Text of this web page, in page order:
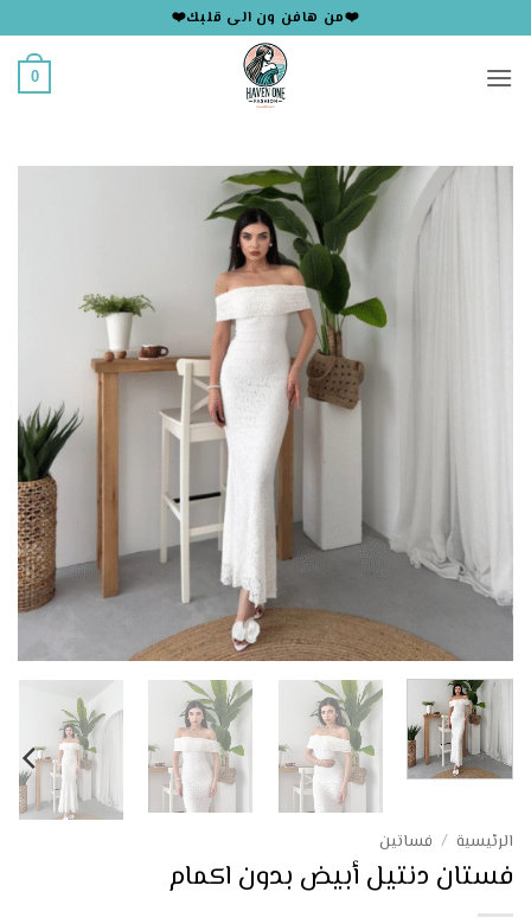
للمحتوى
❤️من هافن ون الى قلبك❤️
0
الرئيسية / فساتين
فستان دنتيل أبيض بدون اكمام